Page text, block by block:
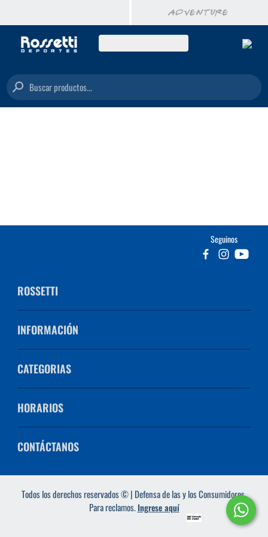
Buscar productos...
Seguinos
ROSSETTI
INFORMACIÓN
CATEGORIAS
HORARIOS
CONTÁCTANOS
Todos los derechos reservados © | Defensa de las y los Consumidores.
Para reclamos.Ingrese aquí